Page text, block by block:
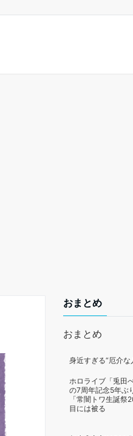
おまとめ
おまとめ
身近すぎる“厄介な
ホロライブ「兎田
の7周年記念5年ぶ
「常闇トワ生誕
目には被る